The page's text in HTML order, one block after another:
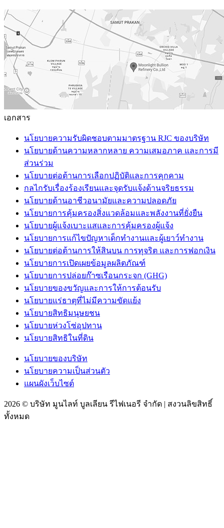
เอกสาร
นโยบายความรับผิดชอบตามมาตรฐาน RJC ของบริษัท
นโยบายด้านความหลากหลาย ความเสมอภาค และการมี
ส่วนร่วม
นโยบายต่อต้านการเลือกปฏิบัติและการคุกคาม
กลไกรับเรื่องร้องเรียนและจุดรับแจ้งด้านจริยธรรม
นโยบายด้านอาชีวอนามัยและความปลอดภัย
นโยบายการคุ้มครองสิ่งแวดล้อมและพลังงานที่ยั่งยืน
นโยบายผู้แจ้งเบาะแสและการคุ้มครองผู้แจ้ง
นโยบายการแก้ไขปัญหาเด็กทำงานและผู้เยาว์ทำงาน
นโยบายต่อต้านการให้สินบน การทุจริต และการฟอกเงิน
นโยบายการเปิดเผยข้อมูลผลิตภัณฑ์
นโยบายการปล่อยก๊าซเรือนกระจก (GHG)
นโยบายของขวัญและการให้การต้อนรับ
นโยบายแร่ธาตุที่ไม่มีความขัดแย้ง
นโยบายสิทธิมนุษยชน
นโยบายห่วงโซ่อุปทาน
นโยบายสิทธิในที่ดิน
นโยบายของบริษัท
นโยบายความเป็นส่วนตัว
แผนผังเว็บไซต์
2026 © บริษัท มูนไลท์ บูลเลียน รีไฟเนอรี จำกัด | สงวนลิขสิทธิ์
ทั้งหมด